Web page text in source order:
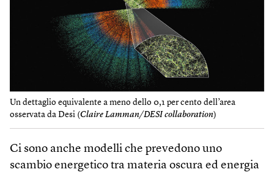
Un dettaglio equivalente a meno dello 0,1 per cento dell’area
osservata da Desi (Claire Lamman/DESI collaboration)
Ci sono anche modelli che prevedono uno
scambio energetico tra materia oscura ed energia